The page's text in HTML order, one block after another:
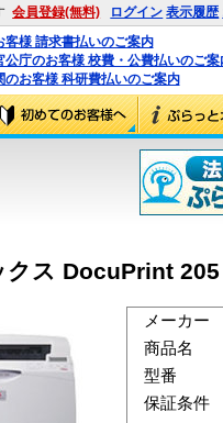
会員登録(無料) ログイン 表示履歴
客様 請求書払いのご案内
公庁のお客様 校費・公費払いのご案
のお客様 科研費払いのご案内
クス DocuPrint
メーカー
商品名
型番
保証条件